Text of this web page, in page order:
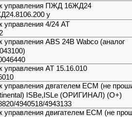
управления ПЖД 16ЖД24
у
управления 4/24 АТ
управления ABS 24В Wabco (аналог
управления АТ 15.16.010
управления двгателем ECM (не
ISBe,ISLe (ОРИГИНАЛ) (O+)
4940518/4943133
управления двигателем ECM (не